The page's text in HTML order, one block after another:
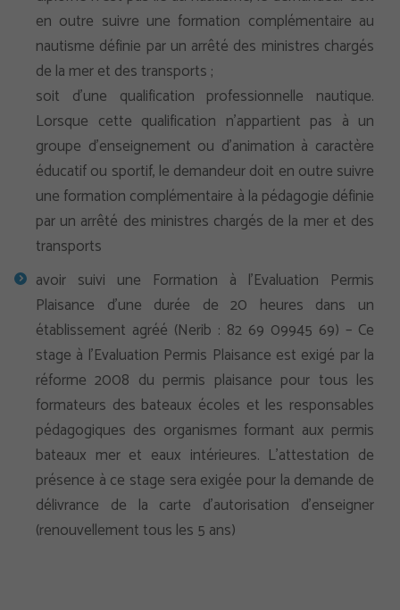
en outre suivre une formation complémentaire au
nautisme définie par un arrêté des ministres chargés
de la mer et des transports ;
soit d’une qualification professionnelle nautique.
Lorsque cette qualification n’appartient pas à un
groupe d’enseignement ou d’animation à caractère
éducatif ou sportif, le demandeur doit en outre suivre
une formation complémentaire à la pédagogie définie
par un arrêté des ministres chargés de la mer et des
transports
avoir suivi une Formation à l’Evaluation Permis
Plaisance d’une durée de 20 heures dans un
établissement agréé (Nerib : 82 69 09945 69) – Ce
stage à l’Evaluation Permis Plaisance est exigé par la
réforme 2008 du permis plaisance pour tous les
formateurs des bateaux écoles et les responsables
pédagogiques des organismes formant aux permis
bateaux mer et eaux intérieures. L’attestation de
présence à ce stage sera exigée pour la demande de
délivrance de la carte d’autorisation d’enseigner
(renouvellement tous les 5 ans)